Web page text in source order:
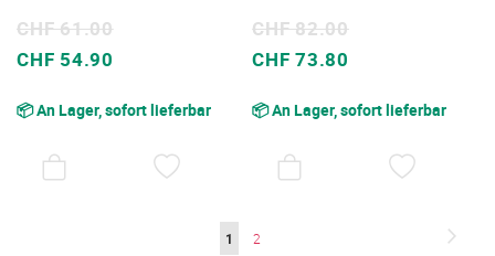
Sonderpreis
CHF 54.90
CHF 61.00
📦 An Lager, sofort lieferbar
Sonderpreis
CHF 73.80
CHF 82.00
📦 An Lager, sofort lieferbar
Seite
Sie
1 Seite
2